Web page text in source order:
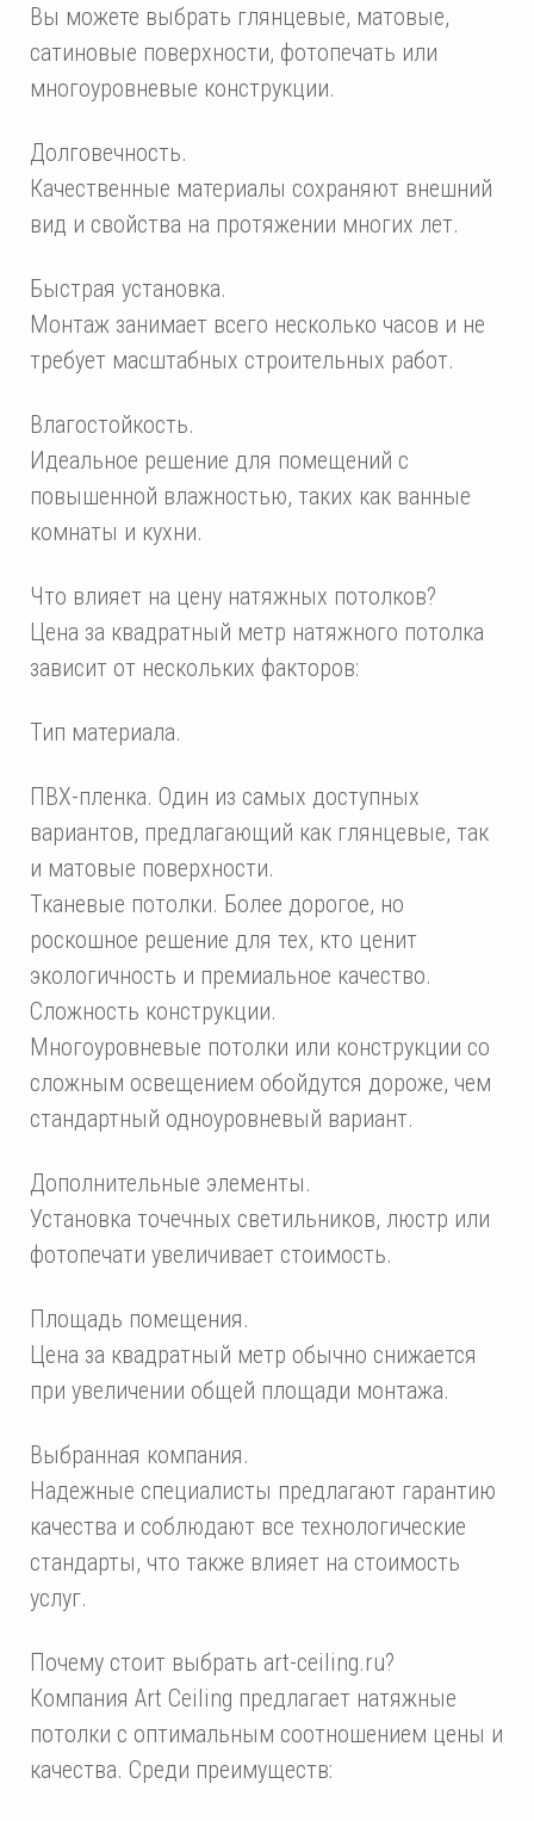
Вы можете выбрать глянцевые, матовые,
сатиновые поверхности, фотопечать или
многоуровневые конструкции.
Долговечность.
Качественные материалы сохраняют внешний
вид и свойства на протяжении многих лет.
Быстрая установка.
Монтаж занимает всего несколько часов и не
требует масштабных строительных работ.
Влагостойкость.
Идеальное решение для помещений с
повышенной влажностью, таких как ванные
комнаты и кухни.
Что влияет на цену натяжных потолков?
Цена за квадратный метр натяжного потолка
зависит от нескольких факторов:
Тип материала.
ПВХ-пленка. Один из самых доступных
вариантов, предлагающий как глянцевые, так
и матовые поверхности.
Тканевые потолки. Более дорогое, но
роскошное решение для тех, кто ценит
экологичность и премиальное качество.
Сложность конструкции.
Многоуровневые потолки или конструкции со
сложным освещением обойдутся дороже, чем
стандартный одноуровневый вариант.
Дополнительные элементы.
Установка точечных светильников, люстр или
фотопечати увеличивает стоимость.
Площадь помещения.
Цена за квадратный метр обычно снижается
при увеличении общей площади монтажа.
Выбранная компания.
Надежные специалисты предлагают гарантию
качества и соблюдают все технологические
стандарты, что также влияет на стоимость
услуг.
Почему стоит выбрать art-ceiling.ru?
Компания Art Ceiling предлагает натяжные
потолки с оптимальным соотношением цены и
качества. Среди преимуществ: